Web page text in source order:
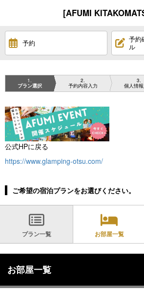
[AFUMI
予約
予約
ル
1
プラン選択
2
予約内容入力
3
個人情
公式HPに戻る
https://www.glamping-otsu.com/
ご希望の宿泊プランをお選びください。
プラン一覧 お部屋一覧
お部屋一覧